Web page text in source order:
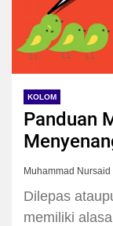
KOLOM
Panduan
Muhammad Nursaid
Dilepas
memiliki